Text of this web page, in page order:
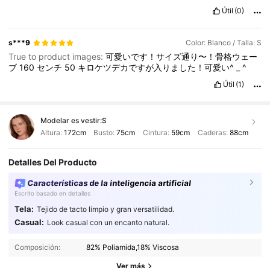
Útil (0)
s***9 Color: Blanco / Talla: S
True to product images:可愛いです！サイズ通り〜！骨格ウェー
ブ160 センチ 50 キロケツデカですが入りました！可愛い^ _^
Útil (1)
Modelar es vestir:S
Altura: 172cm Busto:75cm Cintura: 59cm Caderas: 88cm
Detalles Del Producto
Características de la inteligencia artificial
Escrito basado en detalles
Tela: Tejido de tacto limpio y gran versatilidad.
Casual: Look casual con un encanto natural.
Composición: 82% Poliamida,18% Viscosa
Ver más